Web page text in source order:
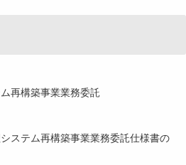
再構築事業業務委託
ステム再構築事業業務委託仕様書の